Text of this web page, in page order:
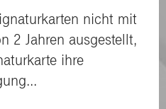
nicht mit
2 Jahren ausgestellt,
ihre